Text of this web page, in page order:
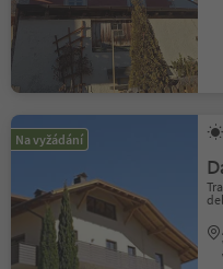
Na vyžádání